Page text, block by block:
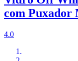
com Puxador
4.0